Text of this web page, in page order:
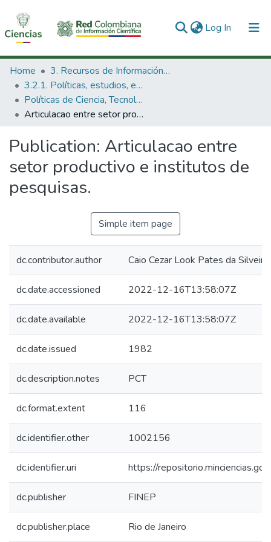
Log In (current)
Communities & Collections
All of DSpace
Statistics
Home
3. Recursos de Información Científica y Tecnológica
3.2.1. Políticas, estudios, evaluaciones e indicadores de CTeI
Políticas de Ciencia, Tecnología e Innovación
Articulacao entre setor productivo e institutos de pesquisas.
Publication: Articulacao entre
setor productivo e institutos de
pesquisas.
Simple item page
dc.contributor.author Caio Cezar Look Pates da
dc.date.accessioned 2022-12-16T13:58:07Z
dc.date.available 2022-12-16T13:58:07Z
dc.date.issued 1982
dc.description.notes PCT
dc.format.extent 116
dc.identifier.other 1002156
dc.identifier.uri https://
dc.publisher FINEP
dc.publisher.place Rio de Janeiro